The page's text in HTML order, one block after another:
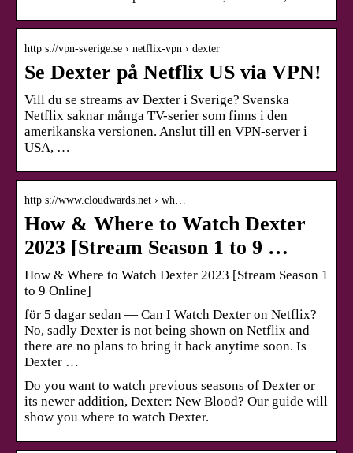
http s://vpn-sverige.se › netflix-vpn › dexter
Se Dexter på Netflix US via VPN!
Vill du se streams av Dexter i Sverige? Svenska
Netflix saknar många TV-serier som finns i den
amerikanska versionen. Anslut till en VPN-server i
USA, …
http s://www.cloudwards.net › wh…
How & Where to Watch Dexter
2023 [Stream Season 1 to 9 …
How & Where to Watch Dexter 2023 [Stream Season 1
to 9 Online]
för 5 dagar sedan — Can I Watch Dexter on Netflix?
No, sadly Dexter is not being shown on Netflix and
there are no plans to bring it back anytime soon. Is
Dexter …
Do you want to watch previous seasons of Dexter or
its newer addition, Dexter: New Blood? Our guide will
show you where to watch Dexter.